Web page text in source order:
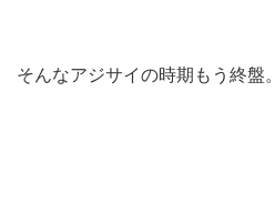
そんなアジサイの時期もう終盤。